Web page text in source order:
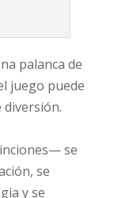
palanca de
juego puede
diversión.
se
se
y se